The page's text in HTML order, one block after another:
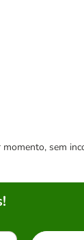
sem